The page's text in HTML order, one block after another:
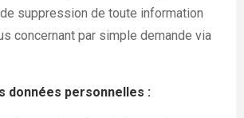
suppression de toute information
concernant par simple demande via
données personnelles :